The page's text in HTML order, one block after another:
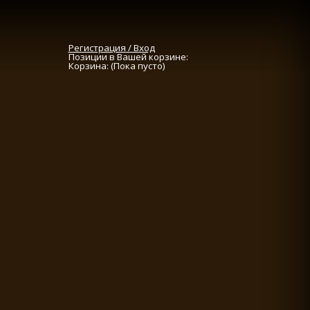
Регистрация / Вход
Позиции в Вашей корзине:
Корзина: (Пока пусто)